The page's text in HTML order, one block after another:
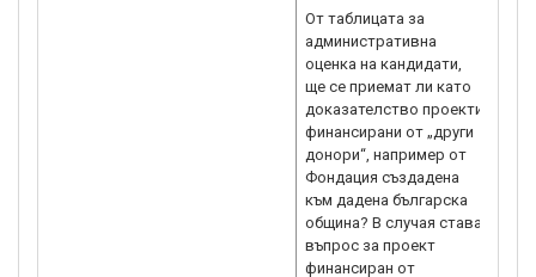
От таблицата за
административна
оценка на кандидати,
ще се приемат ли като
доказателство проекти
финансирани от „други
донори“, например от
Фондация създадена
към дадена българска
община? В случая става
въпрос за проект
финансиран от